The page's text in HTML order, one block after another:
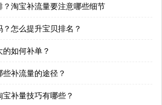
淘宝补流量要注意哪些细节
怎么提升宝贝排名？
如何补单？
补流量的途径？
补量技巧有哪些？